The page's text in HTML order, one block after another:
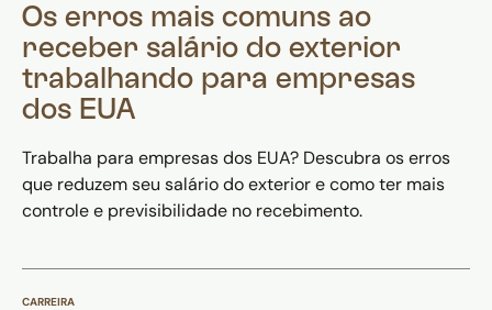
Os erros mais comuns ao
receber salário do exterior
trabalhando para empresas
dos EUA
Trabalha para empresas dos EUA? Descubra os erros
que reduzem seu salário do exterior e como ter mais
controle e previsibilidade no recebimento.
CARREIRA